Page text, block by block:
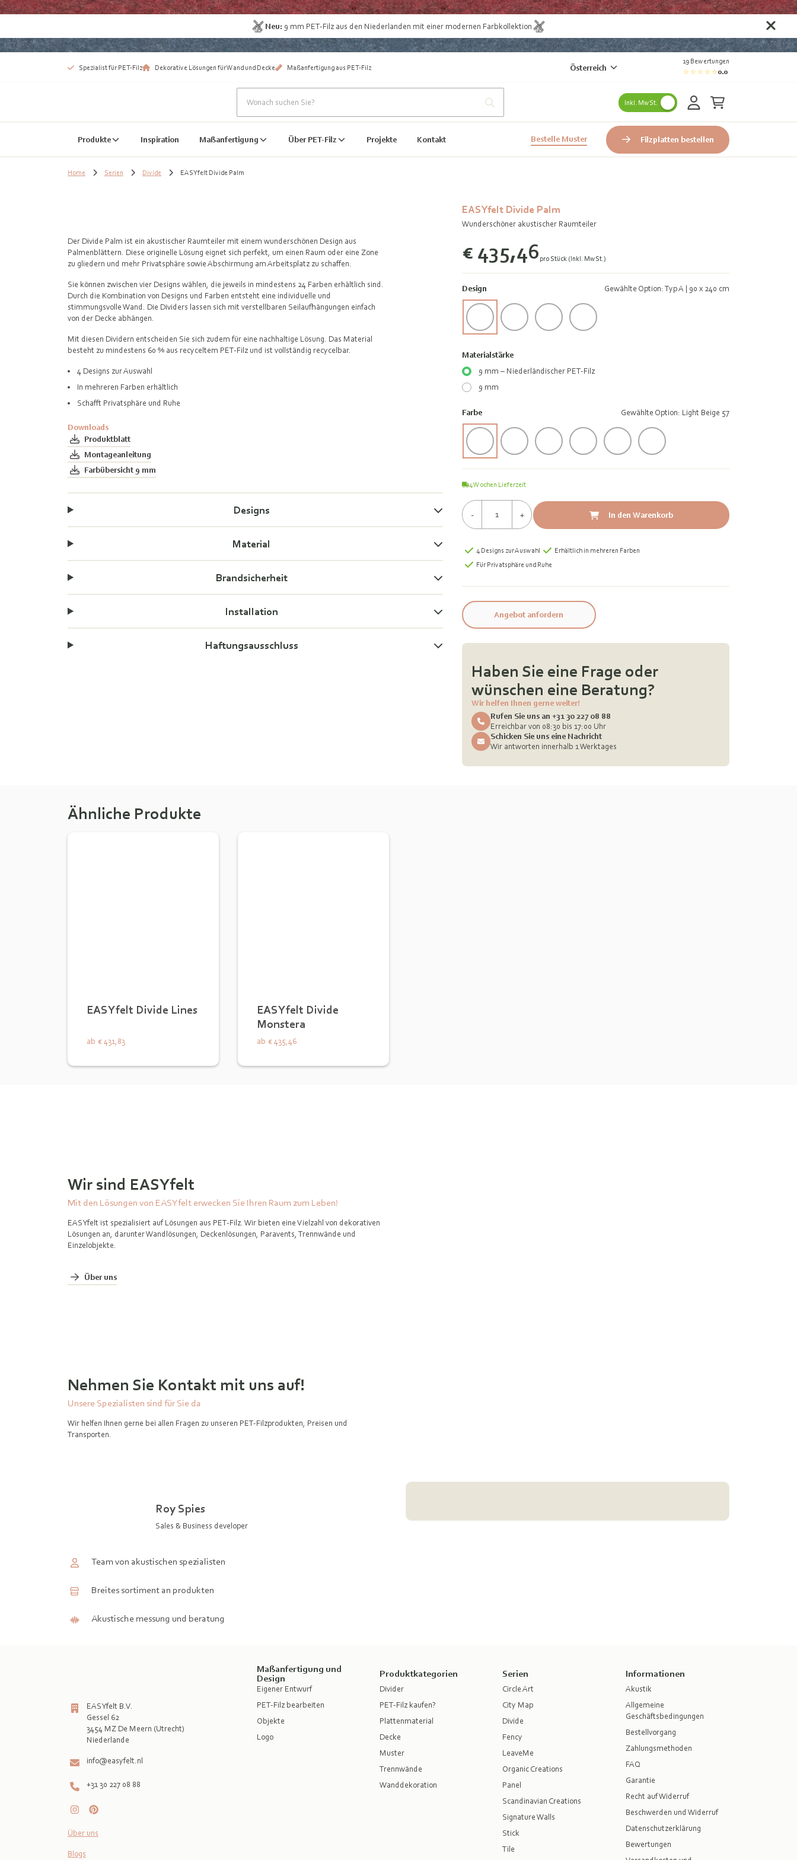
Neu: 9 mm PET-Filz aus den Niederlanden mit einer modernen Farbkollektion
Spezialist für PET-Filz Dekorative Lösungen für Wand und Decke Maßanfertigung aus PET-Filz Österreich
19 Bewertungen
0.0
Inkl. MwSt.
Produkte Inspiration Maßanfertigung Über PET-Filz Projekte Kontakt Bestelle Muster Filzplatten bestellen
Home Serien Divide EASYfelt Divide Palm
EASYfelt Divide Palm
Wunderschöner akustischer Raumteiler
€ 435,46 pro Stück (Inkl. MwSt.)
Design Gewählte Option: Typ A | 90 x 240 cm
Materialstärke
9 mm – Niederländischer PET-Filz
9 mm
Farbe Gewählte Option: Light Beige 57
4Wochen Lieferzeit
- + In den Warenkorb
4 Designs zur Auswahl
Erhältlich in mehreren Farben
Für Privatsphäre und Ruhe
Angebot anfordern
Haben Sie eine Frage oder
wünschen eine Beratung?
Wir helfen Ihnen gerne weiter!
Rufen Sie uns an +31 30 227 08 88
Erreichbar von 08:30 bis 17:00 Uhr
Schicken Sie uns eine Nachricht
Wir antworten innerhalb 1 Werktages
Der Divide Palm ist ein akustischer Raumteiler mit einem wunderschönen Design aus
Palmenblättern. Diese originelle Lösung eignet sich perfekt, um einen Raum oder eine Zone
zu gliedern und mehr Privatsphäre sowie Abschirmung am Arbeitsplatz zu schaffen.
Sie können zwischen vier Designs wählen, die jeweils in mindestens 24 Farben erhältlich sind.
Durch die Kombination von Designs und Farben entsteht eine individuelle und
stimmungsvolle Wand. Die Dividers lassen sich mit verstellbaren Seilaufhängungen einfach
von der Decke abhängen.
Mit diesen Dividern entscheiden Sie sich zudem für eine nachhaltige Lösung. Das Material
besteht zu mindestens 60 % aus recyceltem PET-Filz und ist vollständig recycelbar.
4 Designs zur Auswahl
In mehreren Farben erhältlich
Schafft Privatsphäre und Ruhe
Downloads
Produktblatt
Montageanleitung
Farbübersicht 9 mm
Designs
Material
Brandsicherheit
Installation
Haftungsausschluss
Ähnliche Produkte
EASYfelt Divide Lines
ab € 431,83
EASYfelt Divide
Monstera
ab € 435,46
Wir sind EASYfelt
Mit den Lösungen von EASYfelt erwecken Sie Ihren Raum zum Leben!
EASYfelt ist spezialisiert auf Lösungen aus PET-Filz. Wir bieten eine Vielzahl von dekorativen
Lösungen an, darunter Wandlösungen, Deckenlösungen, Paravents, Trennwände und
Einzelobjekte.
Über uns
Nehmen Sie Kontakt mit uns auf!
Unsere Spezialisten sind für Sie da
Wir helfen Ihnen gerne bei allen Fragen zu unseren PET-Filzprodukten, Preisen und
Transporten.
Roy Spies
Sales & Business developer
Team von akustischen spezialisten
Breites sortiment an produkten
Akustische messung und beratung
EASYfelt B.V.
Gessel 62
3454 MZ De Meern (Utrecht)
info@easyfelt.nl
+31 30 227 08 88
Über uns
Blogs
Maßanfertigung und
Design
Eigener Entwurf
PET-Filz bearbeiten
Objekte
Logo
Produktkategorien
Divider
PET-Filz kaufen?
Plattenmaterial
Decke
Muster
Trennwände
Wanddekoration
Serien
Circle Art
City Map
Divide
Fency
LeaveMe
Organic Creations
Panel
Scandinavian Creations
Signature Walls
Stick
Tile
Informationen
Akustik
Allgemeine
Geschäftsbedingungen
Bestellvorgang
Zahlungsmethoden
FAQ
Garantie
Recht auf Widerruf
Beschwerden und Widerruf
Datenschutzerklärung
Bewertungen